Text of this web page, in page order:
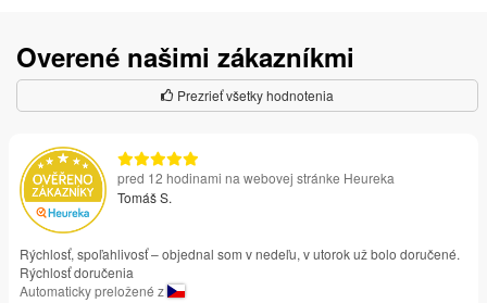
Overené našimi zákazníkmi
Prezrieť všetky hodnotenia
pred 12 hodinami na webovej stránke Heureka
Tomáš S.
Rýchlosť, spoľahlivosť – objednal som v nedeľu, v utorok už bolo doručené.
Rýchlosť doručenia
Automaticky preložené z